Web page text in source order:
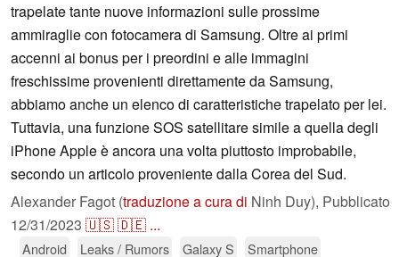
trapelate tante nuove informazioni sulle prossime
ammiraglie con fotocamera di Samsung. Oltre ai primi
accenni ai bonus per i preordini e alle immagini
freschissime provenienti direttamente da Samsung,
abbiamo anche un elenco di caratteristiche trapelato per lei.
Tuttavia, una funzione SOS satellitare simile a quella degli
iPhone Apple è ancora una volta piuttosto improbabile,
secondo un articolo proveniente dalla Corea del Sud.
Alexander Fagot (traduzione a cura di Ninh Duy), Pubblicato
12/31/2023 🇺🇸🇩🇪 ...
Android Leaks / Rumors Galaxy S Smartphone